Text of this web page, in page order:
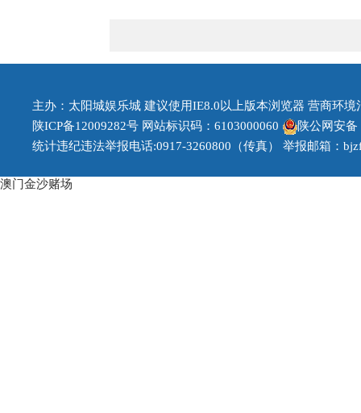
主办：太阳城娱乐城 建议使用IE8.0以上版本浏览器 营商环境
陕ICP备12009282号 网站标识码：6103000060
陕公网安备
统计违纪违法举报电话:0917-3260800（传真） 举报邮箱：
澳门金沙赌场